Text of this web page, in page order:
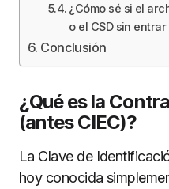
¿Cómo sé si el
o el CSD sin entrar
Conclusión
¿Qué es la
(antes CIEC)?
La Clave de
hoy conocida